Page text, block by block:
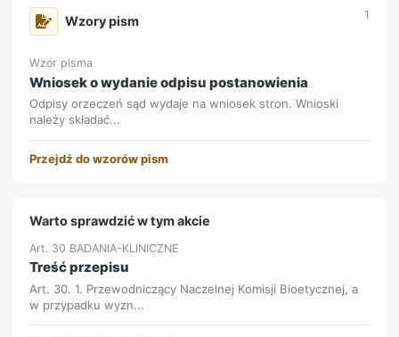
Wzory pism 1
Wzór pisma
Wniosek o wydanie odpisu postanowienia
Odpisy orzeczeń sąd wydaje na wniosek stron. Wnioski
należy składać...
Przejdź do wzorów pism
Warto sprawdzić w tym akcie
Art. 30 BADANIA-KLINICZNE
Treść przepisu
Art. 30. 1. Przewodniczący Naczelnej Komisji Bioetycznej, a
w przypadku wyzn...